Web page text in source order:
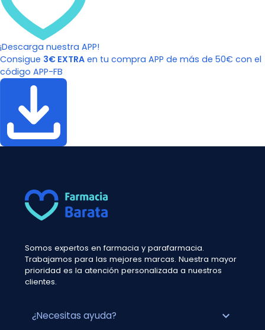
¡Descarga nuestra APP!
Consigue 3€ EXTRA en tu compra APP de más de 50€ con el
código APP-FB
Somos expertos en farmacia y parafarmacia.
Trabajamos para las mejores marcas. Nuestra mayor
prioridad es la atención personalizada a nuestros
clientes.
¿Necesitas ayuda? expand_more